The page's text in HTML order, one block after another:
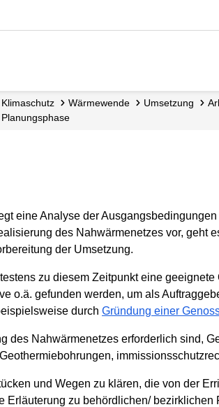
Klimaschutz Wärmewende Umsetzung
3. Planungsphase
eine Analyse der
des Nahwärmenetzes vor, geht
der Umsetzung.
zu diesem Zeitpunkt eine
o.ä. gefunden werden, um als
durch Gründung einer
des Nahwärmenetzes erforderlich sind,
und Wegen zu klären, die von der
zu behördlichen/ bezirklichen